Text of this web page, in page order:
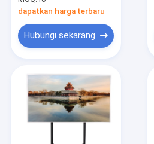
dapatkan harga terbaru
Hubungi sekarang